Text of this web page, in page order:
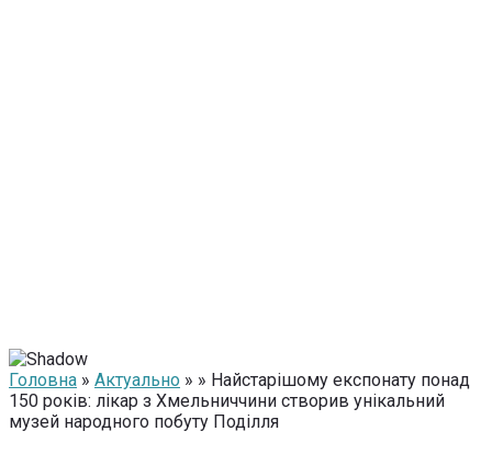
Головна » Актуально » » Найстарішому експонату понад
150 років: лікар з Хмельниччини створив унікальний
музей народного побуту Поділля